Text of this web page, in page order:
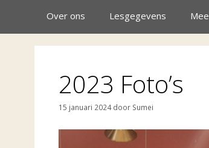
Over ons Lesgegevens
2023 Foto’s
15 januari 2024 door Sumei